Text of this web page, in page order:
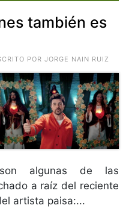
también es
POR JORGE NAIN RUIZ
algunas de las
a raíz del reciente
artista paisa:...